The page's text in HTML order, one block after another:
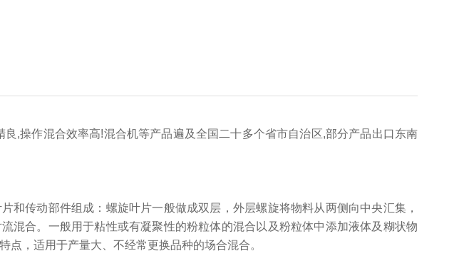
良,操作混合效率高!混合机等产品遍及全国二十多个省市自治区,部分产品出口东南
和传动部件组成：螺旋叶片一般做成双层，外层螺旋将物料从两侧向中央汇集，
混合。一般用于粘性或有凝聚性的粉粒体的混合以及粉粒体中添加液体及糊状物
点，适用于产量大、不经常更换品种的场合混合。